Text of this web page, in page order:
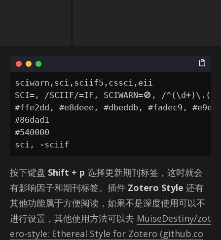
sciwarn,sci,sciif5,cssci,eii
SCI=, /SCIIF/=IF, SCIWARN=🚫, /
#ffe2dd, #e8deee, #dbeddb, #fadec9,
#86dad1
#540000
sci, -sciif
按下键盘 Shift + p 选择更新期刊标签，这时就会
有影响因子和期刊标签。插件 Zotero Style 还有
其他功能属于方便阅读，如果不是深度使用可以不
进行设置，其他使用方法可以去 MuiseDestiny/zot
ero-style: Ethereal Style for Zotero (github.co